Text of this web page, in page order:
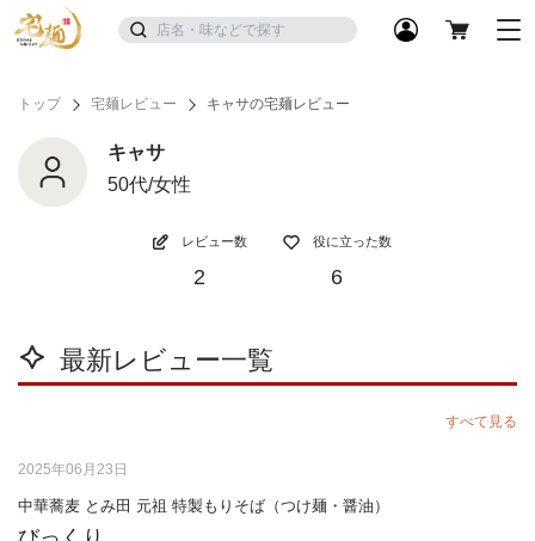
トップ 宅麺レビュー キャサの宅麺レビュー
キャサ
50代/女性
レビュー数
2
役に立った数
6
最新レビュー一覧
すべて見る
2025年06月23日
中華蕎麦 とみ田 元祖 特製もりそば（つけ麺・醤油）